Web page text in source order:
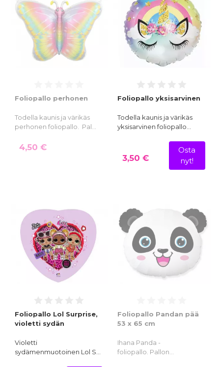
Foliopallo perhonen
Todella kaunis ja värikäs
perhonen foliopallo. Pal…
4,50 €
Foliopallo yksisarvinen
Todella kaunis ja värikäs
yksisarvinen foliopallo…
3,50 €
Osta
nyt!
Foliopallo Lol Surprise,
violetti sydän
Violetti
sydämenmuotoinen Lol S…
Foliopallo Pandan pää
53 x 65 cm
Ihana Panda -
foliopallo. Pallon…